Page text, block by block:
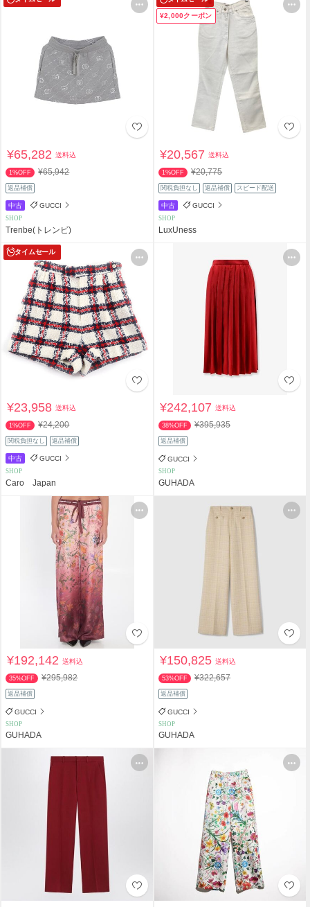
¥65,282送料込
1%OFF ¥65,942
返品補償
中古 GUCCI
SHOP
Trenbe(トレンビ)
¥2,000クーポン
¥20,567送料込
1%OFF ¥20,775
関税負担なし 返品補償 スピード配送
中古 GUCCI
SHOP
LuxUness
タイムセール
¥23,958送料込
1%OFF ¥24,200
関税負担なし 返品補償
中古 GUCCI
SHOP
Caro Japan
¥242,107送料込
38%OFF ¥395,935
返品補償
GUCCI
SHOP
GUHADA
¥192,142送料込
35%OFF ¥295,982
返品補償
GUCCI
SHOP
GUHADA
¥150,825送料込
53%OFF ¥322,657
返品補償
GUCCI
SHOP
GUHADA